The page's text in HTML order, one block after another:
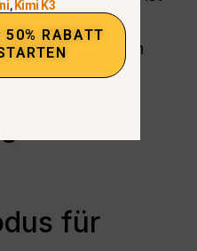
privaten Gebrauch
des
für
,Kimi K3
50% RABATT